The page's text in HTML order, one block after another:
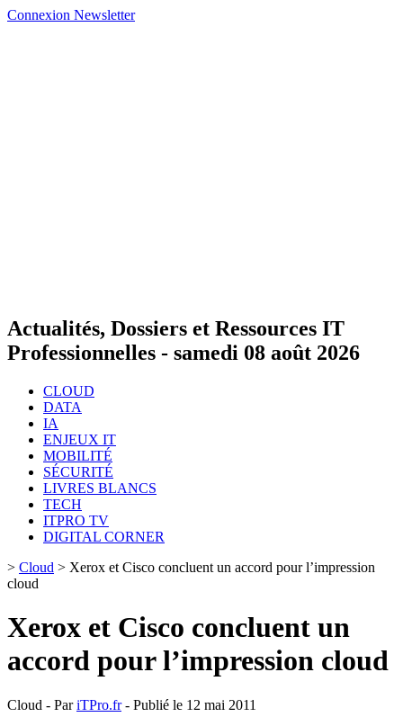
Connexion Newsletter
Actualités, Dossiers et Ressources IT
Professionnelles - samedi 08 août 2026
CLOUD
DATA
IA
ENJEUX IT
MOBILITÉ
SÉCURITÉ
LIVRES BLANCS
TECH
ITPRO TV
DIGITAL CORNER
> Cloud > Xerox et Cisco concluent un accord pour l’impression
cloud
Xerox et Cisco concluent un
accord pour l’impression cloud
Cloud - PariTPro.fr- Publié le 12 mai 2011